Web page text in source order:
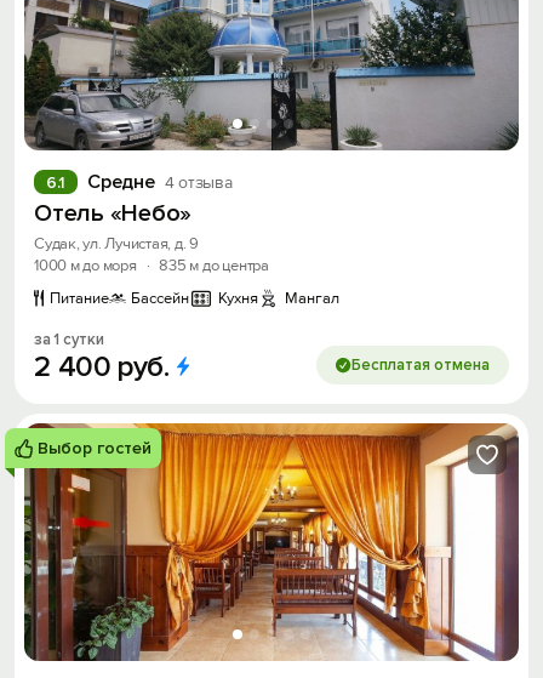
Средне 4 отзыва
6.1
Отель «Небо»
Судак, ул. Лучистая, д. 9
1000 м до моря
· 835 м до центра
Питание
Бассейн Кухня Мангал
за 1 сутки
2 400 руб. Бесплатая отмена
Выбор гостей